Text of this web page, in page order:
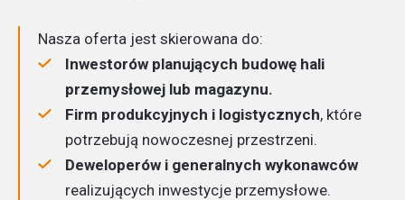
Nasza oferta jest skierowana do:
Inwestorów planujących budowę hali
przemysłowej lub magazynu.
Firm produkcyjnych i logistycznych, które
potrzebują nowoczesnej przestrzeni.
Deweloperów i generalnych wykonawców
realizujących inwestycje przemysłowe.